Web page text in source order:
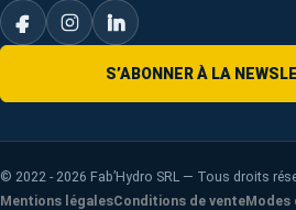
S’ABONNER À LA
© 2022 - 2026 Fab’Hydro SRL — Tous droits
Mentions légalesConditions de venteModes